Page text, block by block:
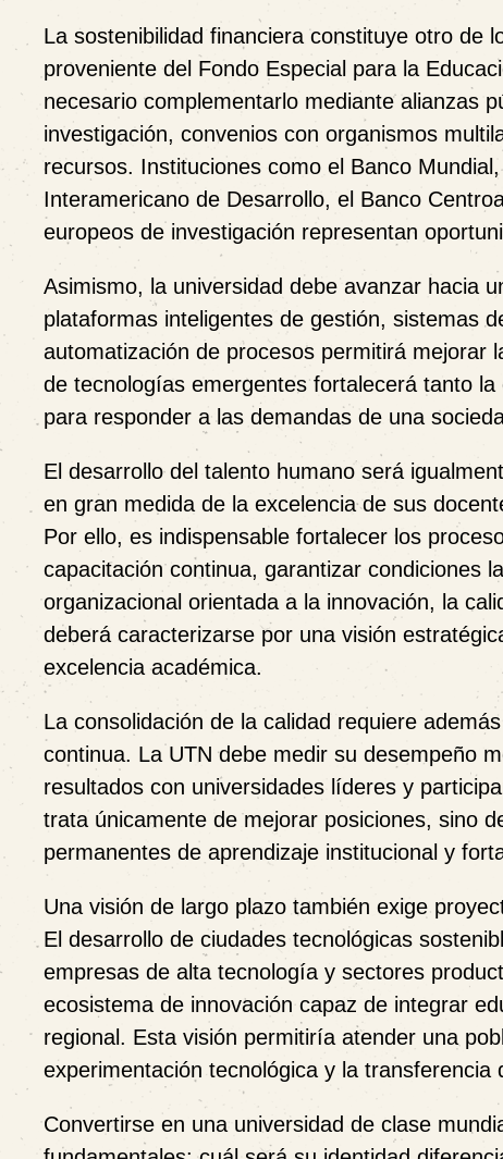
La sostenibilidad financiera constituye otro de
proveniente del Fondo Especial para la
necesario complementarlo mediante alianzas
investigación, convenios con organismos
recursos. Instituciones como el Banco
Interamericano de Desarrollo, el Banco
europeos de investigación representan
Asimismo, la universidad debe avanzar hacia
plataformas inteligentes de gestión, sistemas
automatización de procesos permitirá mejorar
de tecnologías emergentes fortalecerá tanto
para responder a las demandas de una
El desarrollo del talento humano será
en gran medida de la excelencia de sus
Por ello, es indispensable fortalecer los
capacitación continua, garantizar condiciones
organizacional orientada a la innovación, la
deberá caracterizarse por una visión
excelencia académica.
La consolidación de la calidad requiere
continua. La UTN debe medir su desempeño
resultados con universidades líderes y
trata únicamente de mejorar posiciones, sino
permanentes de aprendizaje institucional y
Una visión de largo plazo también exige
El desarrollo de ciudades tecnológicas
empresas de alta tecnología y sectores
ecosistema de innovación capaz de integrar
regional. Esta visión permitiría atender una
experimentación tecnológica y la transferencia
Convertirse en una universidad de clase